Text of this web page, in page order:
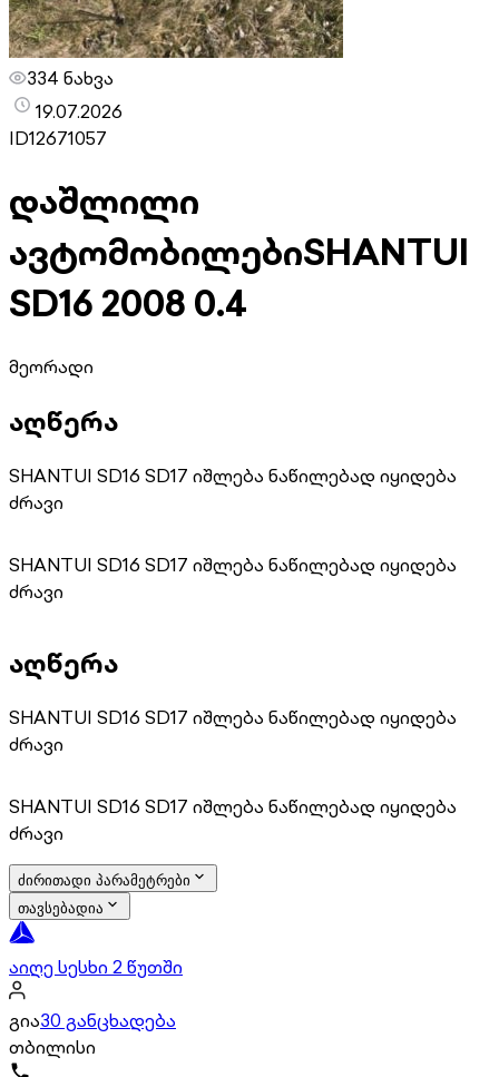
334 ნახვა
19.07.2026
ID12671057
დაშლილი
ავტომობილებიSHANTUI
SD16 2008 0.4
მეორადი
აღწერა
SHANTUI SD16 SD17 იშლება ნაწილებად იყიდება
ძრავი
SHANTUI SD16 SD17 იშლება ნაწილებად იყიდება
ძრავი
აღწერა
SHANTUI SD16 SD17 იშლება ნაწილებად იყიდება
ძრავი
SHANTUI SD16 SD17 იშლება ნაწილებად იყიდება
ძრავი
ძირითადი პარამეტრები
თავსებადია
აიღე სესხი 2 წუთში
გია30 განცხადება
თბილისი